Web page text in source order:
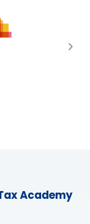
Academy